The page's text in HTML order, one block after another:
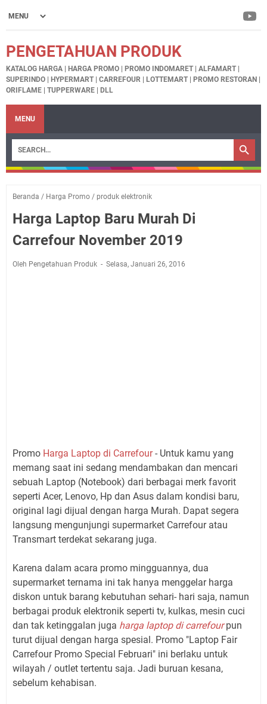
PENGETAHUAN PRODUK
KATALOG HARGA | HARGA PROMO | PROMO INDOMARET | ALFAMART |
SUPERINDO | HYPERMART | CARREFOUR | LOTTEMART | PROMO RESTORAN |
ORIFLAME | TUPPERWARE | DLL
MENU
Beranda / Harga Promo / produk elektronik
Harga Laptop Baru Murah Di
Carrefour November 2019
Oleh Pengetahuan Produk Selasa, Januari 26, 2016
Promo Harga Laptop di Carrefour- Untuk kamu yang
memang saat ini sedang mendambakan dan mencari
sebuah Laptop (Notebook) dari berbagai merk favorit
seperti Acer, Lenovo, Hp dan Asus dalam kondisi baru,
original lagi dijual dengan harga Murah. Dapat segera
langsung mengunjungi supermarket Carrefour atau
Transmart terdekat sekarang juga.
Karena dalam acara promo mingguannya, dua
supermarket ternama ini tak hanya menggelar harga
diskon untuk barang kebutuhan sehari- hari saja, namun
berbagai produk elektronik seperti tv, kulkas, mesin cuci
dan tak ketinggalan juga harga laptop di carrefourpun
turut dijual dengan harga spesial. Promo "Laptop Fair
Carrefour Promo Special Februari" ini berlaku untuk
wilayah / outlet tertentu saja. Jadi buruan kesana,
sebelum kehabisan.